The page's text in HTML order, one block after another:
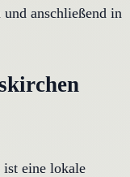
anschließend in
eine lokale